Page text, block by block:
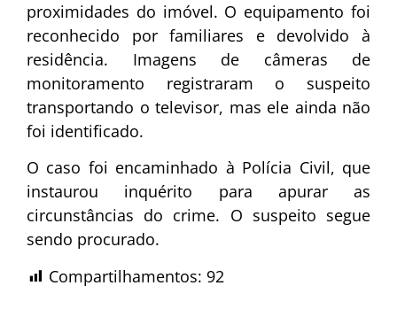
proximidades do imóvel. O equipamento foi
reconhecido por familiares e devolvido à
residência. Imagens de câmeras de
monitoramento registraram o suspeito
transportando o televisor, mas ele ainda não
foi identificado.
O caso foi encaminhado à Polícia Civil, que
instaurou inquérito para apurar as
circunstâncias do crime. O suspeito segue
sendo procurado.
Compartilhamentos: 92